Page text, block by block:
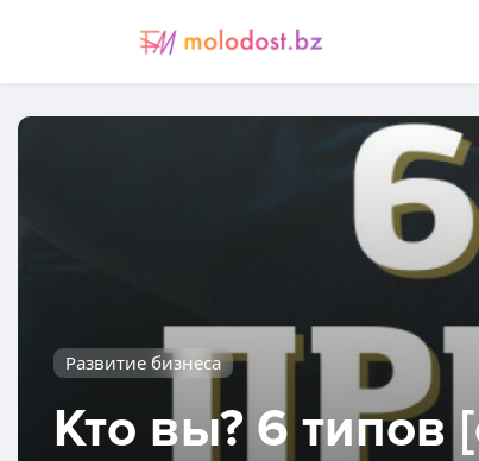
Развитие бизнеса
Кто вы? 6 типов